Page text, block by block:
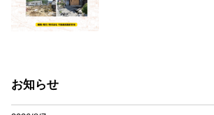
お知らせ